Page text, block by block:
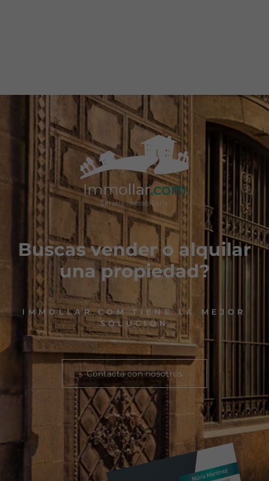
Buscas vender o alquilar
una propiedad?
IMMOLLAR.COM TIENE LA MEJOR
SOLUCIÓN
Contacta con nosotros